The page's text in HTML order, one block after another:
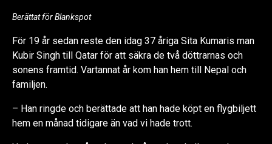
Berättat för Blankspot
För 19 år sedan reste den idag 37 åriga Sita Kumaris man
Kubir Singh till Qatar för att säkra de två döttrarnas och
sonens framtid. Vartannat år kom han hem till Nepal och
familjen.
– Han ringde och berättade att han hade köpt en flygbiljett
hem en månad tidigare än vad vi hade trott.